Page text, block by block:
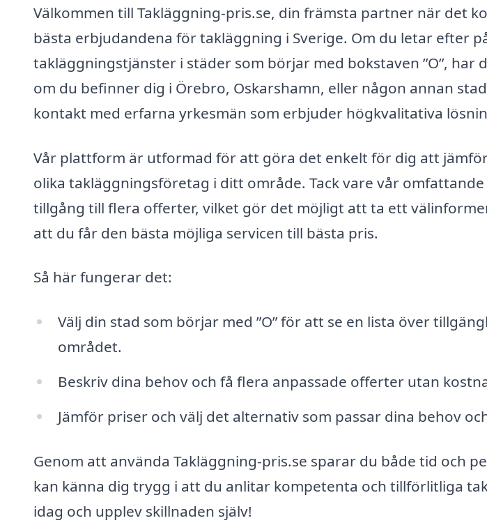
Välkommen till Takläggning-pris.se, din främsta partner när det
bästa erbjudandena för takläggning i Sverige. Om du letar efter
takläggningstjänster i städer som börjar med bokstaven ”O”, har
om du befinner dig i Örebro, Oskarshamn, eller någon annan
kontakt med erfarna yrkesmän som erbjuder högkvalitativa
Vår plattform är utformad för att göra det enkelt för dig att
olika takläggningsföretag i ditt område. Tack vare vår
tillgång till flera offerter, vilket gör det möjligt att ta ett
att du får den bästa möjliga servicen till bästa pris.
Så här fungerar det:
Välj din stad som börjar med ”O” för att se en lista över
området.
Beskriv dina behov och få flera anpassade offerter utan
Jämför priser och välj det alternativ som passar dina behov
Genom att använda Takläggning-pris.se sparar du både tid och
kan känna dig trygg i att du anlitar kompetenta och tillförlitliga
idag och upplev skillnaden själv!